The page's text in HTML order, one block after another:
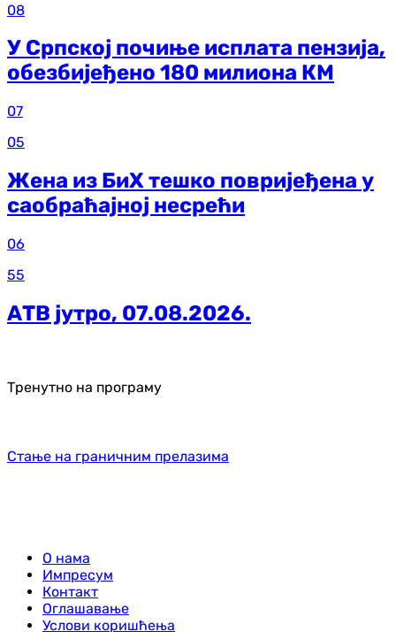
08
У Српској почиње исплата пензија,
обезбијеђено 180 милиона КМ
07
05
Жена из БиХ тешко повријеђена у
саобраћајној несрећи
06
55
АТВ јутро, 07.08.2026.
Тренутно на програму
Стање на граничним прелазима
О нама
Импресум
Контакт
Оглашавање
Услови коришћења